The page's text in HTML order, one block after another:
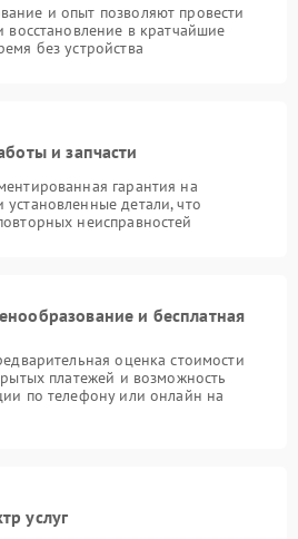
и опыт позволяют провести
восстановление в кратчайшие
без устройства
и запчасти
гарантия на
детали, что
неисправностей
и бесплатная
оценка стоимости
платежей и возможность
по телефону или онлайн на
услуг